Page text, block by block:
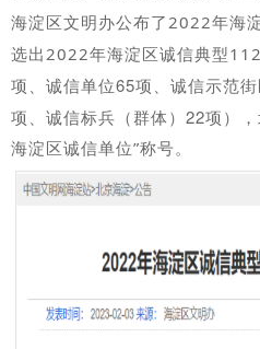
海淀区文明办公布了2022年海
选出2022年海淀区诚信典型
项 、诚信单位65项、 诚信示范街
项、 诚信标兵（群体） 22项）
海淀区诚信单位”称号。